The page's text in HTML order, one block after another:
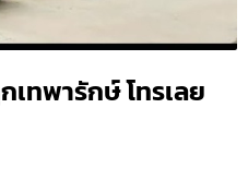
เทพารักษ์ โทรเลย